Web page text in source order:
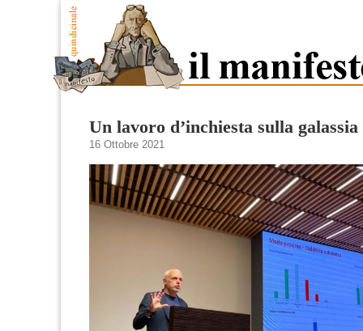
Un lavoro d’inchiesta sulla
16 Ottobre 2021